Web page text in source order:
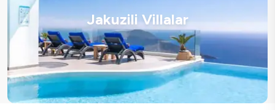
Jakuzili Villalar